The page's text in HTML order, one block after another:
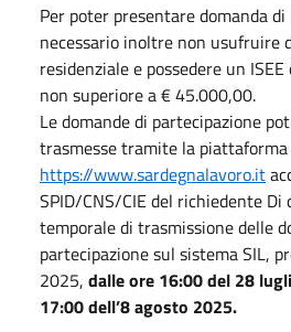
Per poter presentare domanda
necessario inoltre non usufruire
residenziale e possedere un
non superiore a € 45.000,00.
Le domande di partecipazione
trasmesse tramite la
https://www.sardegnalavoro.it
SPID/CNS/CIE del richiedente
temporale di trasmissione delle
partecipazione sul sistema SIL,
2025, dalle ore 16:00 del 28
17:00 dell’8 agosto 2025.